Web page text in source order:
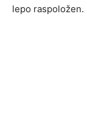
lepo raspoložen.